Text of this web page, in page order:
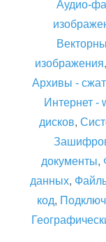
Аудио-
изображения,
Архивы -
Интернет -
дисков,
документы,
данных,
код,